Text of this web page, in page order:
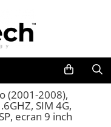
(2001-2008),
SIM 4G,
ecran 9 inch